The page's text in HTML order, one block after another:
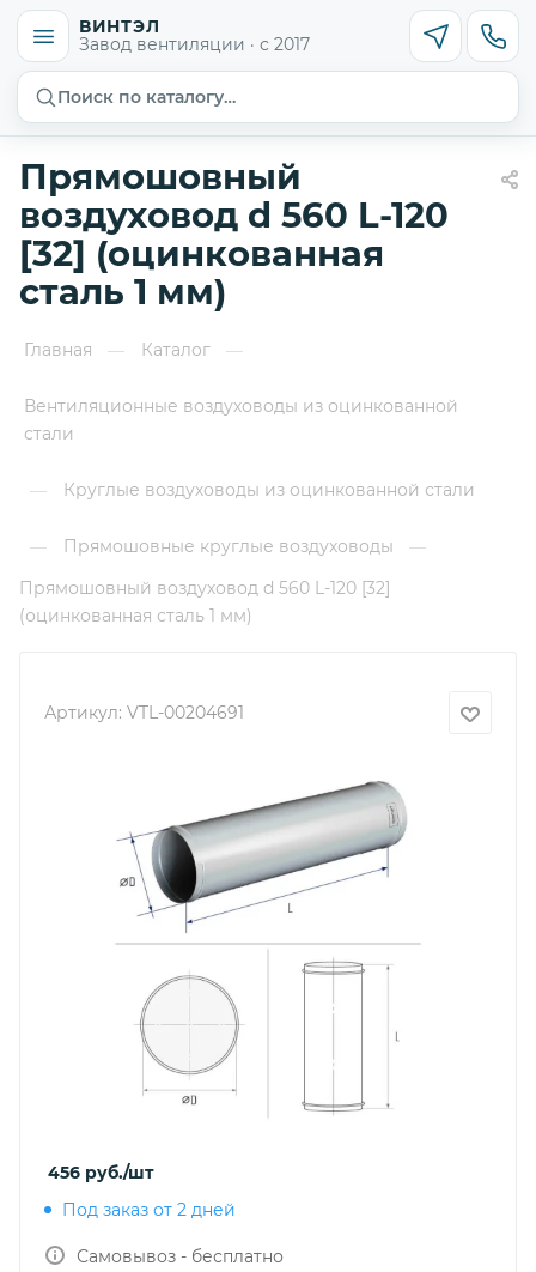
ВИНТЭЛ
Завод вентиляции · с 2017
Поиск по каталогу…
Прямошовный
воздуховод d 560 L-120
[32] (оцинкованная
сталь 1 мм)
Главная — Каталог —
Вентиляционные воздуховоды из оцинкованной
стали
— Круглые воздуховоды из оцинкованной стали
— Прямошовные круглые воздуховоды
—
Прямошовный воздуховод d 560 L-120 [32]
(оцинкованная сталь 1 мм)
Артикул: VTL-00204691
456 руб./шт
Под заказ от 2 дней
Самовывоз - бесплатно